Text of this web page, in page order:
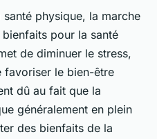
physique, la marche
pour la santé
de diminuer le stress,
favoriser le bien-être
dû au fait que la
généralement en plein
des bienfaits de la